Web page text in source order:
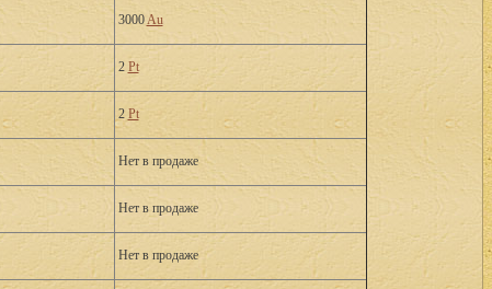
3000Au
2 Pt
2 Pt
Нет в продаже
Нет в продаже
Нет в продаже